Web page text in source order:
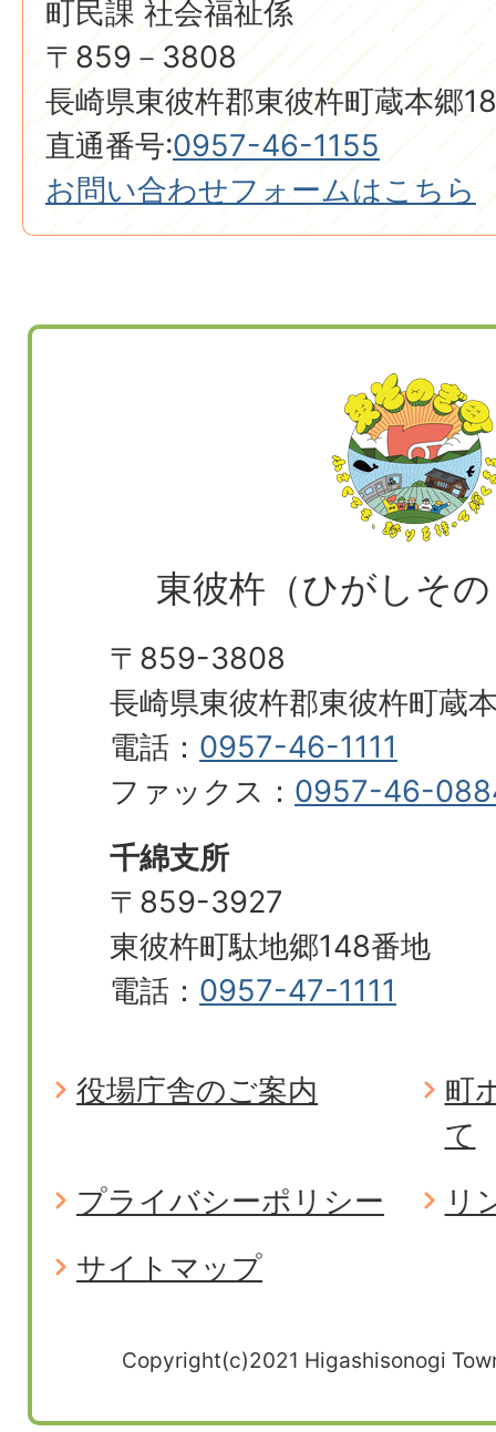
町民課 社会福祉係
〒859－3808
長崎県東彼杵郡東彼杵町蔵本郷
直通番号:0957-46-1155
お問い合わせフォームはこちら
東彼杵（ひがしそ
〒859-3808
長崎県東彼杵郡東彼杵町蔵
電話： 0957-46-1111
ファックス： 0957-46-
千綿支所
〒859-3927
東彼杵町駄地郷148番地
電話： 0957-47-1111
役場庁舎のご案内
町
て
プライバシーポリシー
リ
サイトマップ
Copyright(c)2021 Higashisonogi